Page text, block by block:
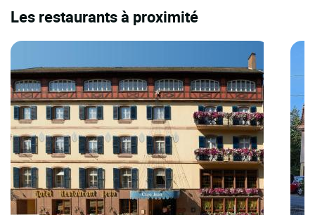
Les restaurants à proximité